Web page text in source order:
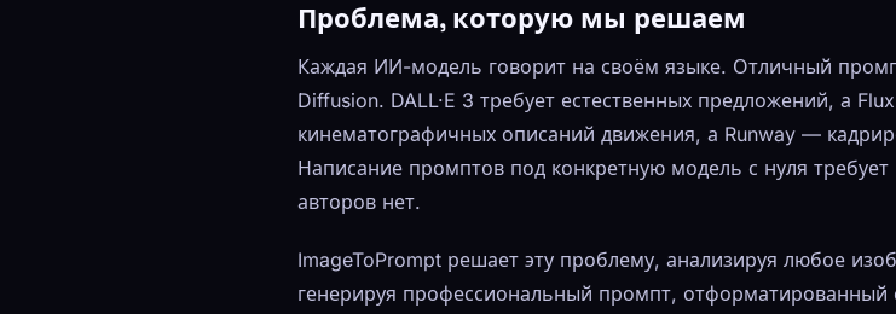
Проблема, которую мы решаем
Каждая ИИ-модель говорит на своём языке. Отличный
Diffusion. DALL·E 3 требует естественных предложений, а
кинематографичных описаний движения, а Runway —
Написание промптов под конкретную модель с нуля
авторов нет.
ImageToPrompt решает эту проблему, анализируя любое
генерируя профессиональный промпт,